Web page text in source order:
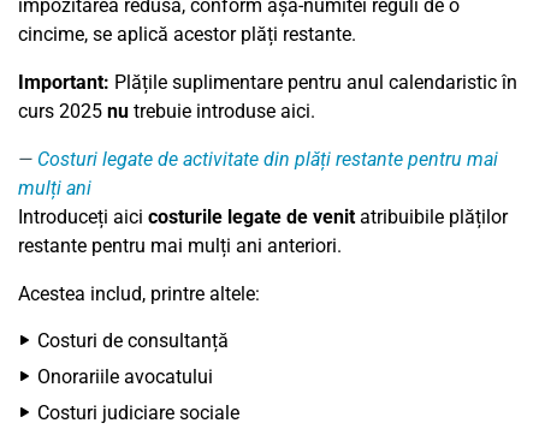
impozitarea redusă, conform așa-numitei reguli de o
cincime, se aplică acestor plăți restante.
Important: Plățile suplimentare pentru anul calendaristic în
curs 2025 nu trebuie introduse aici.
Costuri legate de activitate din plăți restante pentru mai
mulți ani
Introduceți aici costurile legate de venitatribuibile plăților
restante pentru mai mulți ani anteriori.
Acestea includ, printre altele:
Costuri de consultanță
Onorariile avocatului
Costuri judiciare sociale